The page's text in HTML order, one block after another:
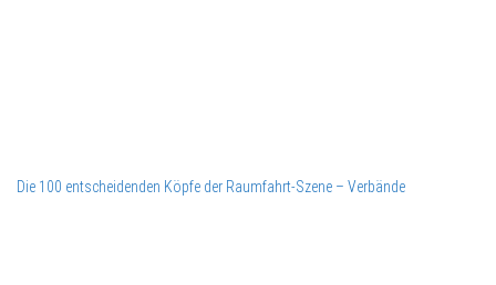
Die 100 entscheidenden Köpfe der Raumfahrt-Szene – Verbände